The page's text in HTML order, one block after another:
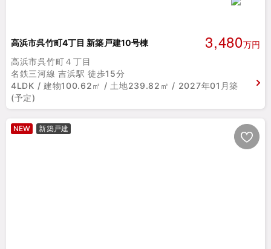
高浜市呉竹町4丁目 新築戸建10号棟 3,480万円
高浜市呉竹町４丁目
名鉄三河線 吉浜駅 徒歩15分
4LDK / 建物100.62㎡ / 土地239.82㎡ / 2027年01月築
(予定)
NEW 新築戸建